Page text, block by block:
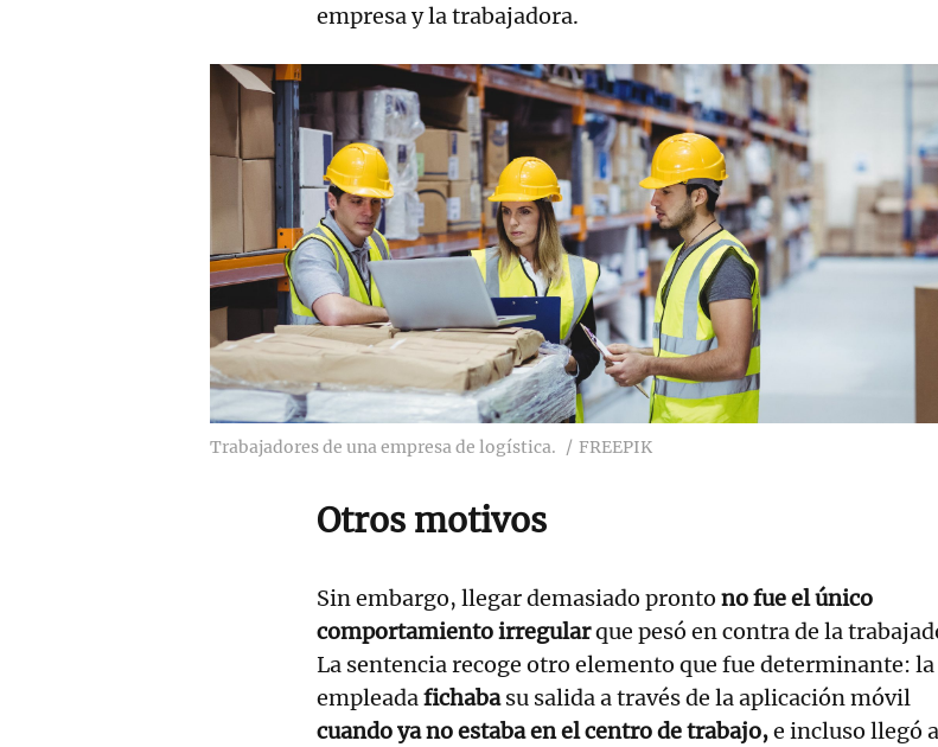
empresa y la trabajadora.
Trabajadores de una empresa de logística. FREEPIK
Otros motivos
Sin embargo, llegar demasiado pronto no fue el único
comportamiento irregularque pesó en contra de la
La sentencia recoge otro elemento que fue determinante: la
empleadafichabasu salida a través de la aplicación móvil
cuando ya no estaba en el centro de trabajo,e incluso llegó a